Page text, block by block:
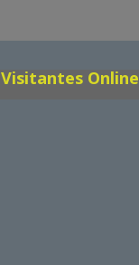
Visitantes Online